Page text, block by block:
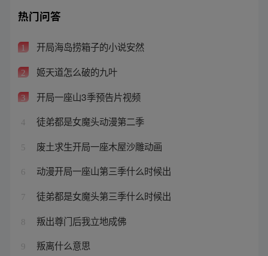
热门问答
1 开局海岛捞箱子的小说安然
2 姬天道怎么破的九叶
3 开局一座山3季预告片视频
4 徒弟都是女魔头动漫第二季
5 废土求生开局一座木屋沙雕动画
6 动漫开局一座山第三季什么时候出
7 徒弟都是女魔头第三季什么时候出
8 叛出尊门后我立地成佛
9 叛离什么意思